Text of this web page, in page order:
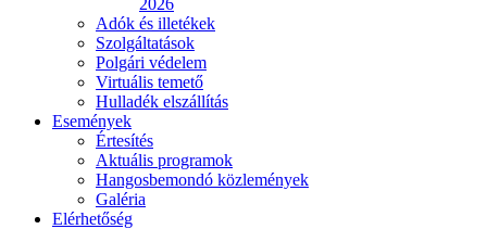
2026
Adók és illetékek
Szolgáltatások
Polgári védelem
Virtuális temető
Hulladék elszállítás
Események
Értesítés
Aktuális programok
Hangosbemondó közlemények
Galéria
Elérhetőség